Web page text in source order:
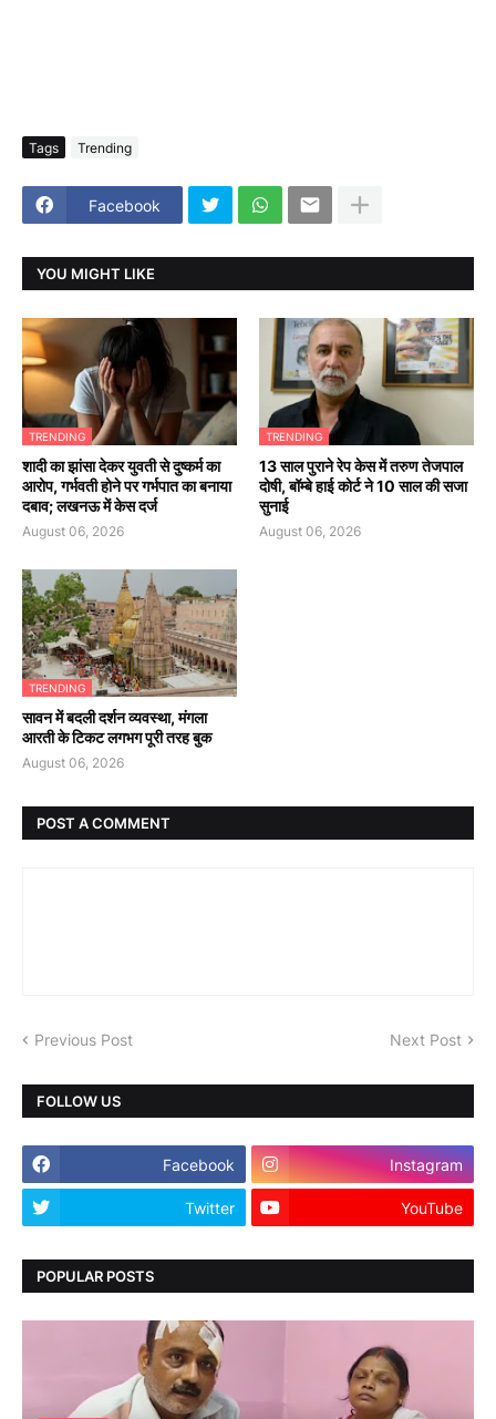
Tags Trending
Facebook
YOU MIGHT LIKE
TRENDING
शादी का झांसा देकर युवती से दुष्कर्म का
आरोप, गर्भवती होने पर गर्भपात का बनाया
दबाव; लखनऊ में केस दर्ज
August 06, 2026
TRENDING
13 साल पुराने रेप केस में तरुण तेजपाल
दोषी, बॉम्बे हाई कोर्ट ने 10 साल की सजा
सुनाई
August 06, 2026
TRENDING
सावन में बदली दर्शन व्यवस्था, मंगला
आरती के टिकट लगभग पूरी तरह बुक
August 06, 2026
POST A COMMENT
Previous Post Next Post
FOLLOW US
Facebook Instagram
Twitter YouTube
POPULAR POSTS